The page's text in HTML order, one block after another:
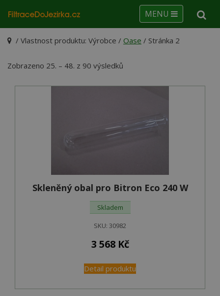
MENU
/ Vlastnost produktu: Výrobce / Oase / Stránka 2
Zobrazeno 25. – 48. z 90 výsledků
ceny:
Skleněný obal pro Bitron Eco 240 W
Skladem
SKU: 30982
3 568 Kč
Detail produktu